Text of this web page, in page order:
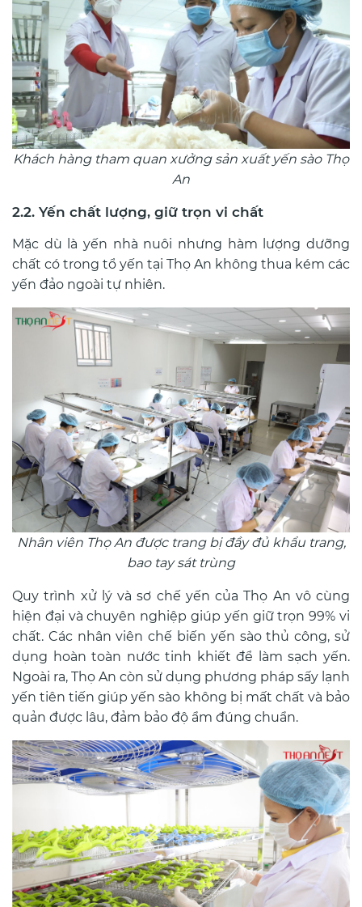
Khách hàng tham quan xưởng sản xuất yến sào Thọ
An
2.2. Yến chất lượng, giữ trọn vi chất
Mặc dù là yến nhà nuôi nhưng hàm lượng dưỡng
chất có trong tổ yến tại Thọ An không thua kém các
yến đảo ngoài tự nhiên.
Nhân viên Thọ An được trang bị đầy đủ khẩu trang,
bao tay sát trùng
Quy trình xử lý và sơ chế yến của Thọ An vô cùng
hiện đại và chuyên nghiệp giúp yến giữ trọn 99% vi
chất. Các nhân viên chế biến yến sào thủ công, sử
dụng hoàn toàn nước tinh khiết để làm sạch yến.
Ngoài ra, Thọ An còn sử dụng phương pháp sấy lạnh
yến tiên tiến giúp yến sào không bị mất chất và bảo
quản được lâu, đảm bảo độ ẩm đúng chuẩn.